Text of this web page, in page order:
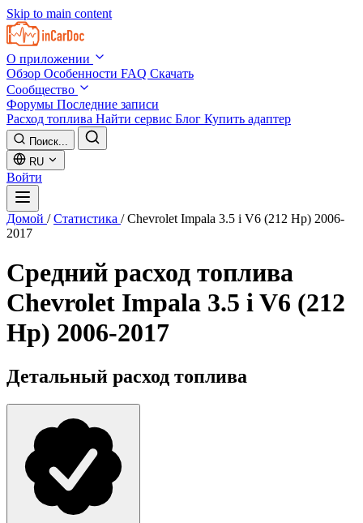
Skip to main content
О приложении
Обзор Особенности FAQ Скачать
Сообщество
Форумы Последние записи
Расход топлива Найти сервис Блог Купить адаптер
Поиск...
RU
Войти
Домой / Статистика / Chevrolet Impala 3.5 i V6 (212 Hp) 2006-
2017
Средний расход топлива
Chevrolet Impala 3.5 i V6 (212
Hp) 2006-2017
Детальный расход топлива